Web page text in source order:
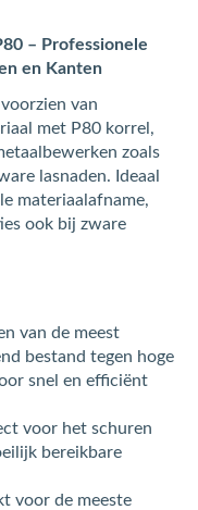
– Professionele
en Kanten
van
met P80 korrel,
zoals
lasnaden. Ideaal
materiaalafname,
ook bij zware
van de meest
bestand tegen hoge
snel en efficiënt
voor het schuren
bereikbare
voor de meeste